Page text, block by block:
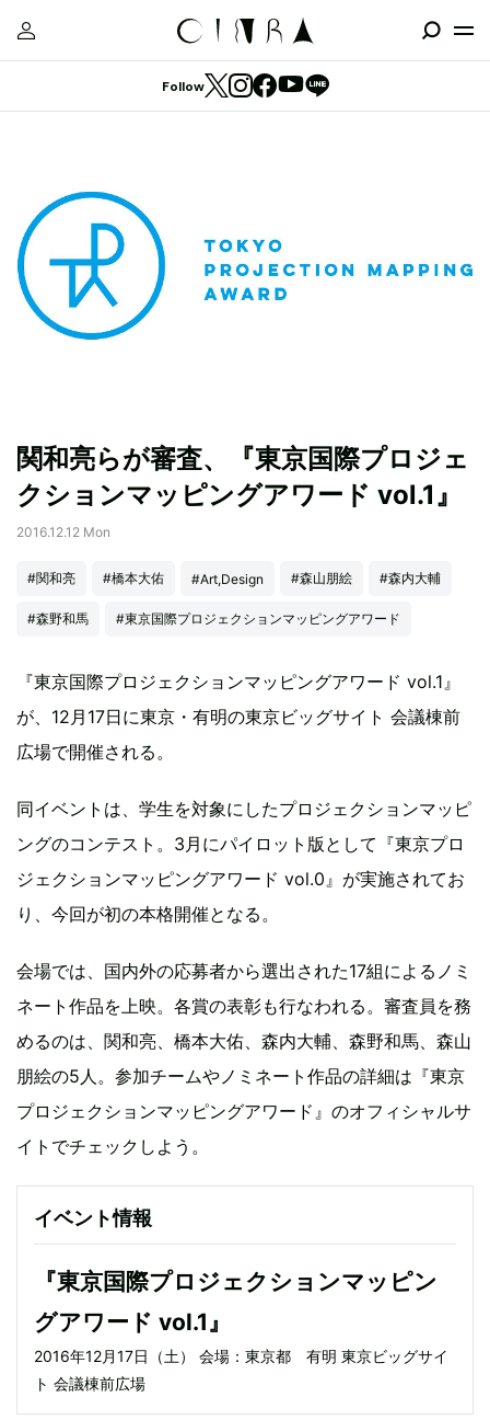
Follow
関和亮らが審査、『東京国際プロジェ
クションマッピングアワード vol.1』
2016.12.12 Mon
#関和亮 #橋本大佑 #Art,Design #森山朋絵 #森内大輔
#森野和馬 #東京国際プロジェクションマッピングアワード
『東京国際プロジェクションマッピングアワード vol.1』
が、12月17日に東京・有明の東京ビッグサイト 会議棟前
広場で開催される。
同イベントは、学生を対象にしたプロジェクションマッピ
ングのコンテスト。3月にパイロット版として『東京プロ
ジェクションマッピングアワード vol.0』が実施されてお
り、今回が初の本格開催となる。
会場では、国内外の応募者から選出された17組によるノミ
ネート作品を上映。各賞の表彰も行なわれる。審査員を務
めるのは、関和亮、橋本大佑、森内大輔、森野和馬、森山
朋絵の5人。参加チームやノミネート作品の詳細は『東京
プロジェクションマッピングアワード』のオフィシャルサ
イトでチェックしよう。
イベント情報
『東京国際プロジェクションマッピン
グアワード vol.1』
2016年12月17日（土） 会場：東京都 有明 東京ビッグサイ
ト 会議棟前広場